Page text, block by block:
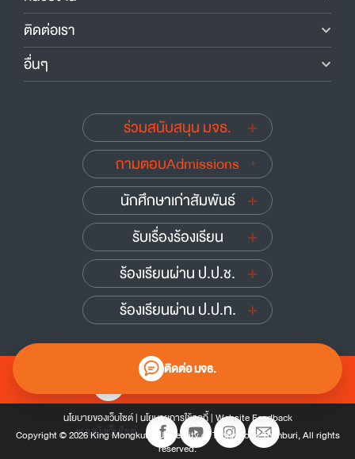
ติดต่อ มจธ.
ติดต่อเรา
อื่นๆ
ร่วมสนับสนุน มจธ.
ถามตอบAdmissions
นักศึกษาเก่าสัมพันธ์
รับเรื่องร้องเรียน
ร้องเรียนผ่าน ป.ป.ช.
ร้องเรียนผ่าน ป.ป.ท.
0 2470 8000
แผนผังเว็บไซต์
นโยบายของเว็บไซต์| นโยบายการใช้คุกกี้| Website Feedback
Copyright © 2026 King Mongkut’s University of Technology Thonburi, All rights
reserved.